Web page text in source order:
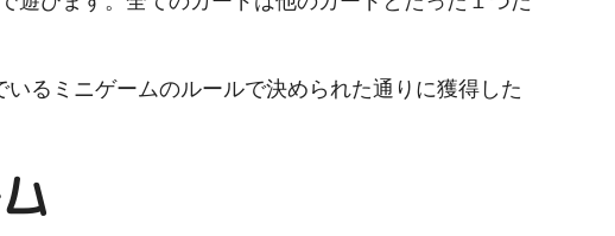
るミニゲームのルールで決められた通りに獲得した